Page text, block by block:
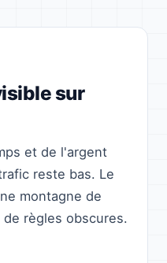
sur
et de l'argent
reste bas. Le
montagne de
règles obscures.